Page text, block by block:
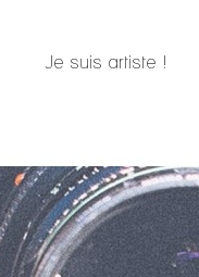
Je suis artiste !